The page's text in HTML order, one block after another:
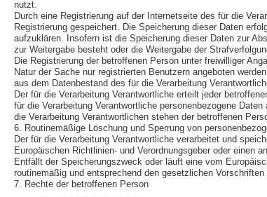
nutzt.
Durch eine Registrierung auf der Internetseite des für die
Registrierung gespeichert. Die Speicherung dieser Daten
aufzuklären. Insofern ist die Speicherung dieser Daten zur
zur Weitergabe besteht oder die Weitergabe der
Die Registrierung der betroffenen Person unter freiwilliger
Natur der Sache nur registrierten Benutzern angeboten
aus dem Datenbestand des für die Verarbeitung
Der für die Verarbeitung Verantwortliche erteilt jeder
für die Verarbeitung Verantwortliche personenbezogene
die Verarbeitung Verantwortlichen stehen der betroffenen
6. Routinemäßige Löschung und Sperrung von
Der für die Verarbeitung Verantwortliche verarbeitet und
Europäischen Richtlinien- und Verordnungsgeber oder einen
Entfällt der Speicherungszweck oder läuft eine vom
routinemäßig und entsprechend den gesetzlichen
7. Rechte der betroffenen Person